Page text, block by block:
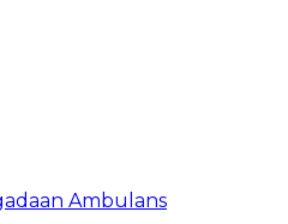
Ambulans